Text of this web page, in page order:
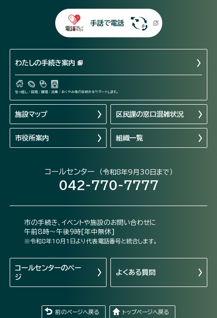
手話で電話
わたしの手続き案内
引っ越し / 結婚 / 離婚 / 出産 / おくやみ等の手続きをサポートします。
施設マップ 区民課の窓口混雑状況
市役所案内 組織一覧
コールセンター （令和8年9月30日まで）
042-770-7777
市の手続き、イベントや施設のお問い合わせに
午前8時～午後9時[年中無休]
※令和8年10月1日より代表電話番号と統合します。
コールセンターのペー
ジ
よくある質問
前のページへ戻る トップページへ戻る